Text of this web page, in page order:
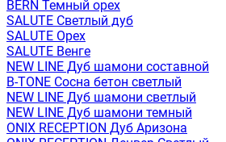
BERN Темный орех
SALUTE Светлый дуб
SALUTE Орех
SALUTE Венге
NEW LINE Дуб шамони составной
B-TONE Сосна бетон светлый
NEW LINE Дуб шамони светлый
NEW LINE Дуб шамони темный
ONIX RECEPTION Дуб Аризона